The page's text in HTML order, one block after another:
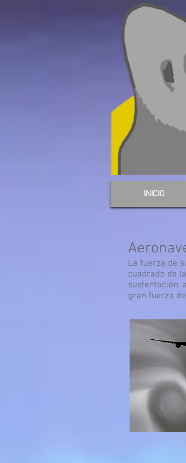
La fuerza de
cuadrado de
sustentación,
gran fuerza
INICIO